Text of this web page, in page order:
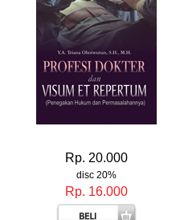
Rp. 20.000
disc 20%
Rp. 16.000